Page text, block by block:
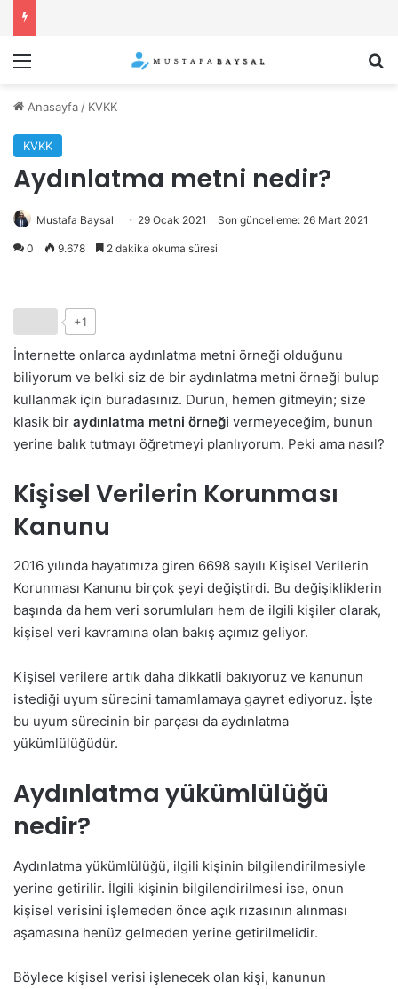
Menü
Anasayfa / KVKK
KVKK
Aydınlatma metni nedir?
Mustafa Baysal 29 Ocak 2021 Son güncelleme: 26 Mart 2021
0 9.678 2 dakika okuma süresi
+1
İnternette onlarca aydınlatma metni örneği olduğunu
biliyorum ve belki siz de bir aydınlatma metni örneği bulup
kullanmak için buradasınız. Durun, hemen gitmeyin; size
klasik bir aydınlatma metni örneği vermeyeceğim, bunun
yerine balık tutmayı öğretmeyi planlıyorum. Peki ama nasıl?
Kişisel Verilerin Korunması
Kanunu
2016 yılında hayatımıza giren 6698 sayılı Kişisel Verilerin
Korunması Kanunu birçok şeyi değiştirdi. Bu değişikliklerin
başında da hem veri sorumluları hem de ilgili kişiler olarak,
kişisel veri kavramına olan bakış açımız geliyor.
Kişisel verilere artık daha dikkatli bakıyoruz ve kanunun
istediği uyum sürecini tamamlamaya gayret ediyoruz. İşte
bu uyum sürecinin bir parçası da aydınlatma
yükümlülüğüdür.
Aydınlatma yükümlülüğü
nedir?
Aydınlatma yükümlülüğü, ilgili kişinin bilgilendirilmesiyle
yerine getirilir. İlgili kişinin bilgilendirilmesi ise, onun
kişisel verisini işlemeden önce açık rızasının alınması
aşamasına henüz gelmeden yerine getirilmelidir.
Böylece kişisel verisi işlenecek olan kişi, kanunun